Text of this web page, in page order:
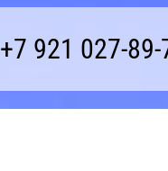
+7 921 027-89-